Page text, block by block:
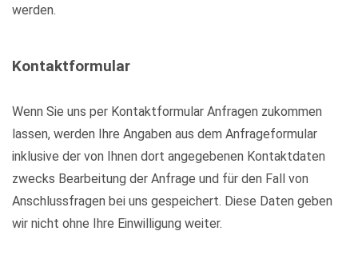
werden.
Kontaktformular
Wenn Sie uns per Kontaktformular Anfragen zukommen
lassen, werden Ihre Angaben aus dem Anfrageformular
inklusive der von Ihnen dort angegebenen Kontaktdaten
zwecks Bearbeitung der Anfrage und für den Fall von
Anschlussfragen bei uns gespeichert. Diese Daten geben
wir nicht ohne Ihre Einwilligung weiter.